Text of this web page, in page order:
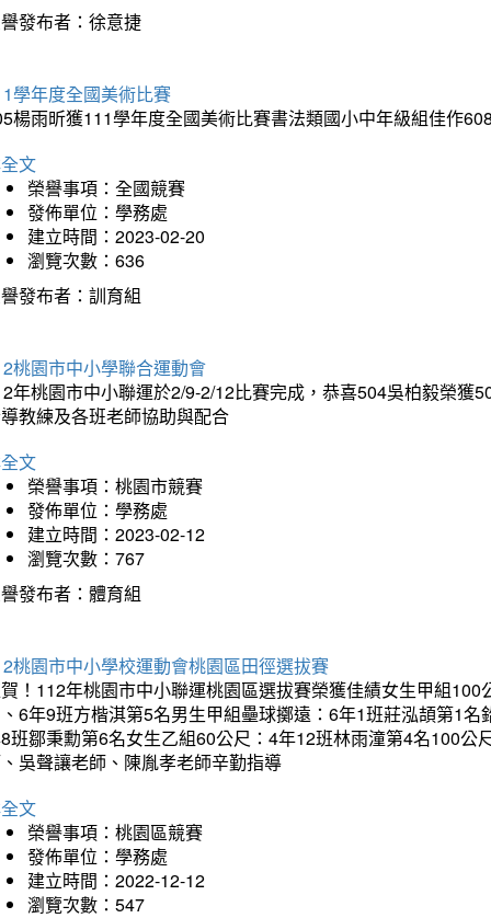
發布者：徐意捷
學年度全國美術比賽
楊雨昕獲111學年度全國美術比賽書法類國小中年級組佳作
文
榮譽事項：全國競賽
發佈單位：學務處
建立時間：2023-02-20
瀏覽次數：636
發布者：訓育組
桃園市中小學聯合運動會
年桃園市中小聯運於2/9-2/12比賽完成，恭喜504吳柏毅榮
教練及各班老師協助與配合
文
榮譽事項：桃園市競賽
發佈單位：學務處
建立時間：2023-02-12
瀏覽次數：767
發布者：體育組
桃園市中小學校運動會桃園區田徑選拔賽
！112年桃園市中小聯運桃園區選拔賽榮獲佳績女生甲組
6年9班方楷淇第5名男生甲組壘球擲遠：6年1班莊泓頡第1
班鄒秉勳第6名女生乙組60公尺：4年12班林雨潼第4名100
吳聲讓老師、陳胤孝老師辛勤指導
文
榮譽事項：桃園區競賽
發佈單位：學務處
建立時間：2022-12-12
瀏覽次數：547